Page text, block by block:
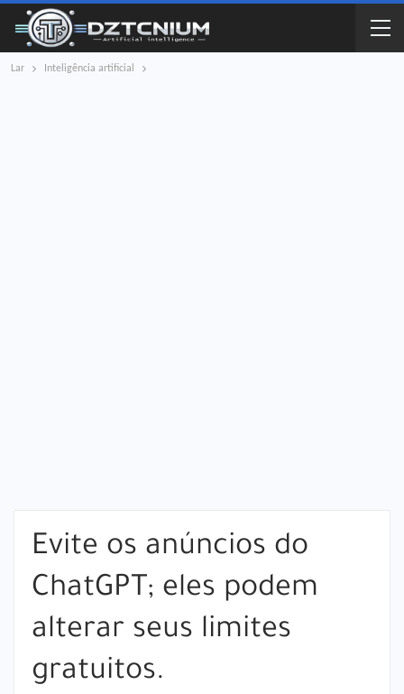
Lar Inteligência artificial
Evite os anúncios do
ChatGPT; eles podem
alterar seus limites
gratuitos.